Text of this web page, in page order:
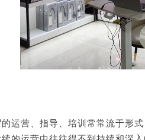
运营、指导、培训常常流于形